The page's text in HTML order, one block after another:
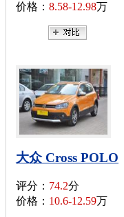
价格： 8.58-12.98万
大众 Cross POLO
评分： 74.2分
价格： 10.6-12.59万